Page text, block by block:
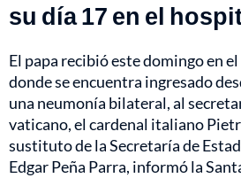
su día 17 en el
El papa recibió este domingo en
donde se encuentra ingresado
una neumonía bilateral, al
vaticano, el cardenal italiano
sustituto de la Secretaría de
Edgar Peña Parra, informó la